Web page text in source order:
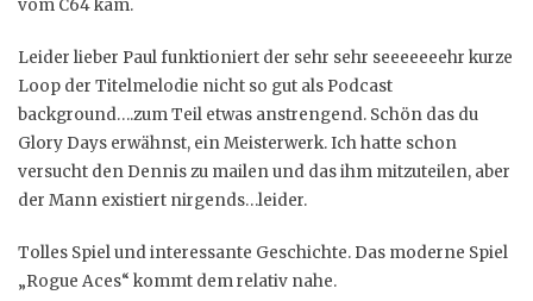
vom C64 kam.
Leider lieber Paul funktioniert der sehr sehr seeeeeeehr kurze
Loop der Titelmelodie nicht so gut als Podcast
background….zum Teil etwas anstrengend. Schön das du
Glory Days erwähnst, ein Meisterwerk. Ich hatte schon
versucht den Dennis zu mailen und das ihm mitzuteilen, aber
der Mann existiert nirgends…leider.
Tolles Spiel und interessante Geschichte. Das moderne Spiel
„Rogue Aces“ kommt dem relativ nahe.